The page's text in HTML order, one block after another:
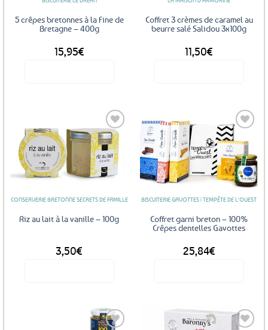
5 crêpes bretonnes à la Fine de
Bretagne – 400g
15,95€
Coffret 3 crèmes de caramel au
beurre salé Salidou 3x100g
11,50€
Ajouter
aux
favoris
CONSERVERIE BRETONNE SECRETS DE FAMILLE
Riz au lait à la vanille – 100g
3,50€
Ajouter
aux
favoris
BISCUITERIE GAVOTTES | TEMPÊTE DE L'OUEST
Coffret garni breton – 100%
Crêpes dentelles Gavottes
25,84€